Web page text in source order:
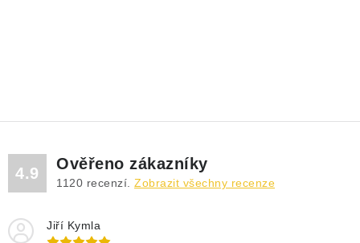
4.9
Ověřeno zákazníky
1120 recenzí. Zobrazit všechny recenze
Jiří Kymla